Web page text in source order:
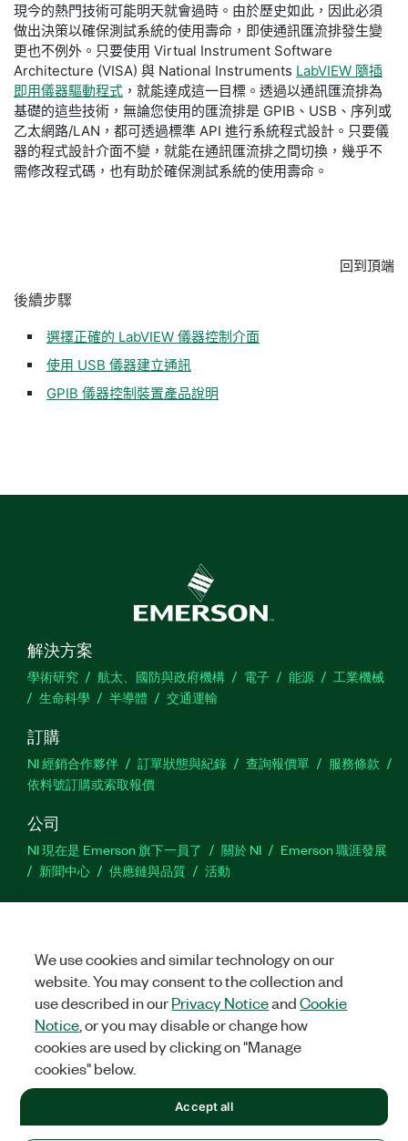
現今的熱門技術可能明天就會過時。由於歷史如此，因此必須
做出決策以確保測試系統的使用壽命，即使通訊匯流排發生變
更也不例外。只要使用 Virtual Instrument Software
Architecture (VISA) 與 National Instruments LabVIEW 隨插
即用儀器驅動程式 ，就能達成這一目標。透過以通訊匯流排為
基礎的這些技術，無論您使用的匯流排是 GPIB、USB、序列或
乙太網路/LAN，都可透過標準 API 進行系統程式設計。只要儀
器的程式設計介面不變，就能在通訊匯流排之間切換，幾乎不
需修改程式碼，也有助於確保測試系統的使用壽命。
回到頂端
後續步驟
選擇正確的 LabVIEW 儀器控制介面
使用 USB 儀器建立通訊
GPIB 儀器控制裝置產品說明
解決方案
學術研究 航太、國防與政府機構 電子 能源
工業機械
生命科學
半導體 交通運輸
訂購
NI 經銷合作夥伴 訂單狀態與紀錄 查詢報價單
服務條款
依料號訂購或索取報價
公司
NI 現在是 Emerson 旗下一員了 關於 NI
Emerson 職涯發展
新聞中心
供應鏈與品質 活動
支援
站建議
TwitterFacebook
©2026NATIONAL INSTRUMENTS CORP. 保留所有權利。
We use cookies and similar technology on our
website. You may consent to the collection and
use described in ourPrivacy NoticeandCookie
Notice , or you may disable or change how
cookies are used by clicking on "Manage
cookies" below.
Accept all